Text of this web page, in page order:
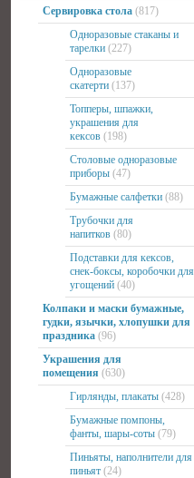
Сервировка стола (817)
Одноразовые стаканы и
тарелки (227)
Одноразовые
скатерти (137)
Топперы, шпажки,
украшения для
кексов (198)
Столовые одноразовые
приборы (47)
Бумажные салфетки (88)
Трубочки для
напитков (80)
Подставки для кексов,
снек-боксы, коробочки для
угощений (40)
Колпаки и маски бумажные,
гудки, язычки, хлопушки для
праздника (96)
Украшения для
помещения (630)
Гирлянды, плакаты (428)
Бумажные помпоны,
фанты, шары-соты (79)
Пиньяты, наполнители для
пиньят (24)